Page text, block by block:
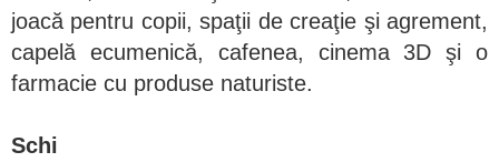
joacă pentru copii, spaţii de creaţie şi agrement,
capelă ecumenică, cafenea, cinema 3D şi o
farmacie cu produse naturiste.
Schi